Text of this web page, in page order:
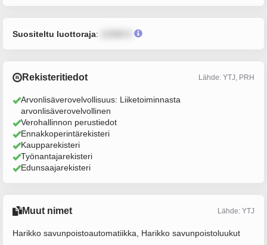
Suositeltu luottoraja:
Rekisteritiedot Lähde: YTJ, PRH
Arvonlisäverovelvollisuus: Liiketoiminnasta
arvonlisäverovelvollinen
Verohallinnon perustiedot
Ennakkoperintärekisteri
Kaupparekisteri
Työnantajarekisteri
Edunsaajarekisteri
Muut nimet Lähde: YTJ
Harikko savunpoistoautomatiikka, Harikko savunpoistoluukut